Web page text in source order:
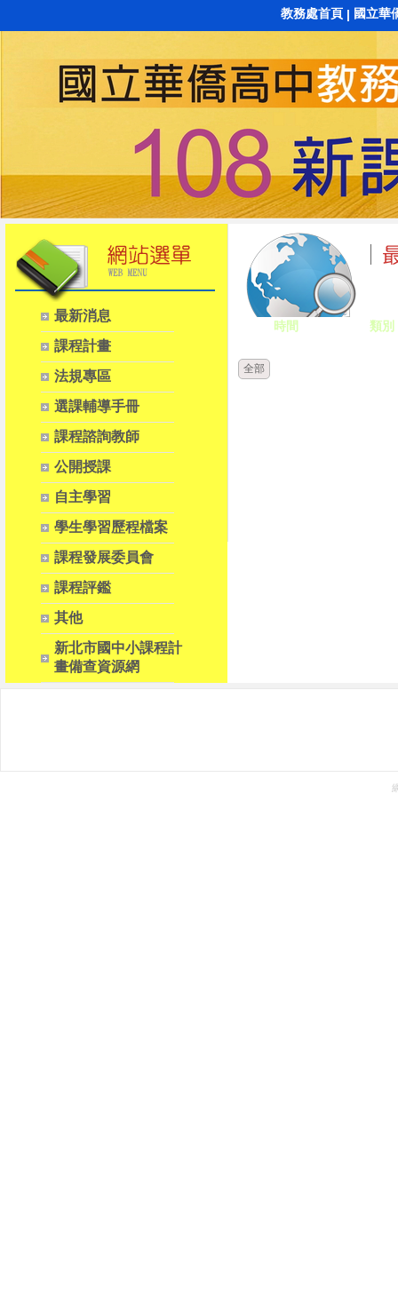
教務處首頁 | 國立華
最新消息
課程計畫
法規專區
選課輔導手冊
課程諮詢教師
公開授課
自主學習
學生學習歷程檔案
課程發展委員會
課程評鑑
其他
新北市國中小課程計
畫備查資源網
時間 類別
全部